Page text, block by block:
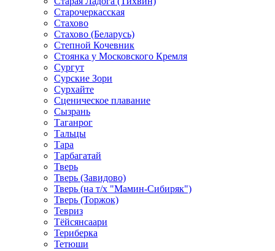
Старочеркасская
Стахово
Стахово (Беларусь)
Степной Кочевник
Стоянка у Московского Кремля
Сургут
Сурские Зори
Сурхайте
Сценическое плавание
Сызрань
Таганрог
Тальцы
Тара
Тарбагатай
Тверь
Тверь (Завидово)
Тверь (на т/х "Мамин-Сибиряк")
Тверь (Торжок)
Тевриз
Тёйсянсаари
Териберка
Тетюши